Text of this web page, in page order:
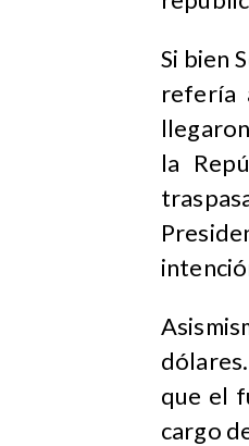
Si bien
refería
la
que el
cargo